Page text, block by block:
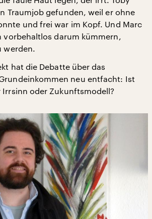
Traumjob gefunden, weil er ohne
und frei war im Kopf. Und Marc
vorbehaltlos darum kümmern,
werden.
hat die Debatte über das
neu entfacht: Ist
oder Zukunftsmodell?